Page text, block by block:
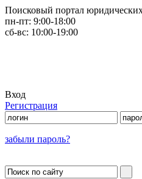
Поисковый портал
пн-пт: 9:00-18:00
сб-вс: 10:00-19:00
Вход
Регистрация
забыли пароль?